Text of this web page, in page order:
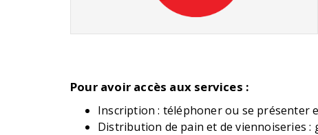
Pour avoir accès aux services :
Inscription : téléphoner ou se présenter
Distribution de pain et de viennoiseries :